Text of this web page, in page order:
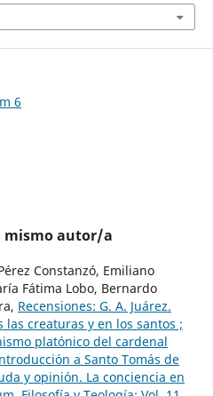
6
mismo autor/a
Constanzó, Emiliano
Fátima Lobo, Bernardo
Recensiones: G. A. Juárez.
las creaturas y en los santos ;
platónico del cardenal
a Santo Tomás de
y opinión. La conciencia en